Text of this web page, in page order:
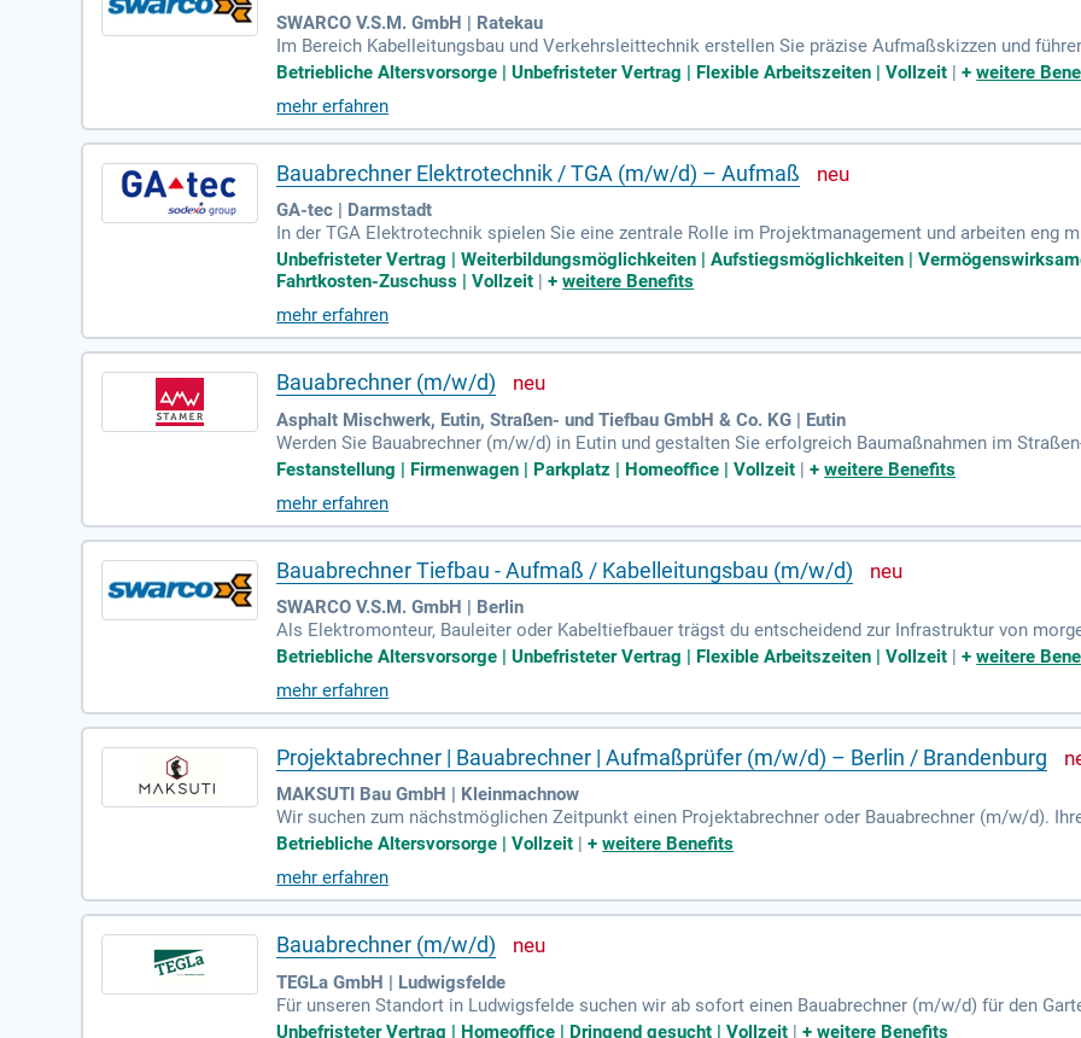
SWARCO V.S.M. GmbH | Ratekau
Im Bereich Kabelleitungsbau und Verkehrsleittechnik erstellen Sie präzise Aufmaßskizzen und
fundierte Kenntnisse der VOB Teile B und C und erfassen Maße direkt auf der Baustelle, eng
ie Pläne und Zeichnungen auf Vollständigkeit und Plausibilität. Mit Ihrer ausgeprägten
ungen und Probleme. Eine abgeschlossene technische Ausbildung in Bauwesen, Tiefbau oder
weise bringen Sie 1-3 Jahre Berufserfahrung im Aufmaß oder ähnlichen Bereichen mit.
Betriebliche Altersvorsorge | Unbefristeter Vertrag | Flexible Arbeitszeiten | Vollzeit |+weitere
mehr erfahren
Bauabrechner Elektrotechnik / TGA (m/w/d) – Aufmaß
GA-tec | Darmstadt
In der TGA Elektrotechnik spielen Sie eine zentrale Rolle im Projektmanagement und arbeiten eng
Mit einem ausgeprägten technischen Verständnis und Zahlenaffinität erstellen und prüfen Sie
en. Darüber hinaus unterstützen Sie die Abrechnung von Bau- und Elektroarbeiten und prüfen die
Partnern und der Bauleitung stellen Sie eine VOB-gerechte Dokumentation sicher. Bringen Sie Ihre
Unbefristeter Vertrag | Weiterbildungsmöglichkeiten | Aufstiegsmöglichkeiten |
Fahrtkosten-Zuschuss | Vollzeit |+weitere Benefits
mehr erfahren
Bauabrechner (m/w/d)
Asphalt Mischwerk, Eutin, Straßen- und Tiefbau GmbH & Co. KG | Eutin
Werden Sie Bauabrechner (m/w/d) in Eutin und gestalten Sie erfolgreich Baumaßnahmen im
en die VOB-gerechte Abrechnung, das Erstellen von Aufmaßen mit GPS sowie die enge
t bringen Sie Kenntnisse im Straßen- und Tiefbau mit und haben bereits Erfahrung in der
sser oder Bauzeichner (m/w/d) und beherrschen die deutsche Sprache fließend. Profitieren Sie von
n entspricht. Bewerben Sie sich jetzt und werden Sie Teil unseres Teams!
Festanstellung | Firmenwagen | Parkplatz | Homeoffice | Vollzeit |+weitere Benefits
mehr erfahren
Bauabrechner Tiefbau - Aufmaß / Kabelleitungsbau (m/w/d)
SWARCO V.S.M. GmbH | Berlin
Als Elektromonteur, Bauleiter oder Kabeltiefbauer trägst du entscheidend zur Infrastruktur von
troinstallationen und Verkehrsleitsysteme effizient zu gestalten. Du erstellst präzise Aufmaßskizzen
Vollständigkeit. Zusammenarbeit mit der Bauleitung ist essenziell, um Abweichungen frühzeitig zu
e abgeschlossene technische Ausbildung in Bauwesen, Tiefbau oder Vermessungstechnik mit.
trag zur Mobilität zu leisten und deine Karriere voranzutreiben.
Betriebliche Altersvorsorge | Unbefristeter Vertrag | Flexible Arbeitszeiten | Vollzeit |+weitere
mehr erfahren
Projektabrechner | Bauabrechner | Aufmaßprüfer (m/w/d) – Berlin / Brandenburg
MAKSUTI Bau GmbH | Kleinmachnow
Wir suchen zum nächstmöglichen Zeitpunkt einen Projektabrechner oder Bauabrechner (m/w/d).
rechnung von Bauleistungen sowie die Erstellung und Prüfung von Aufmaßen. Sie sind
wie deren Positionen im Leistungsverzeichnis. Eine abgeschlossene technische Ausbildung oder
enso wie mehrjährige Berufserfahrung. Bewerben Sie sich jetzt und gestalten Sie unsere
Betriebliche Altersvorsorge | Vollzeit |+weitere Benefits
mehr erfahren
Bauabrechner (m/w/d)
TEGLa GmbH | Ludwigsfelde
Für unseren Standort in Ludwigsfelde suchen wir ab sofort einen Bauabrechner (m/w/d) für den
gehören die Erstellung prüffähiger Aufmaße, Abrechnungen nach VOB sowie
Unbefristeter Vertrag | Homeoffice | Dringend gesucht | Vollzeit |+weitere Benefits